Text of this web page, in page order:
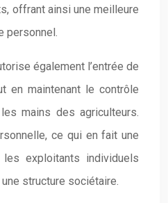
offrant ainsi une meilleure
personnel.
également l’entrée de
en maintenant le contrôle
mains des agriculteurs.
ce qui en fait une
exploitants individuels
structure sociétaire.